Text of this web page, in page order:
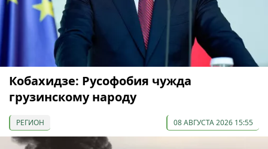
Кобахидзе: Русофобия чужда
грузинскому народу
РЕГИОН 08 АВГУСТА 2026 15:55